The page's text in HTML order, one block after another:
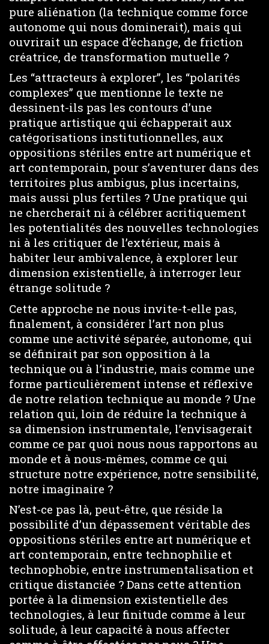
pure aliénation (la technique comme force
autonome qui nous dominerait), mais qui
ouvrirait un espace d’échange, de friction
créatrice, de transformation mutuelle ?
Les “attracteurs à explorer”, les “polarités
complexes” que mentionne le texte ne
dessinent-ils pas les contours d’une
pratique artistique qui échapperait aux
catégorisations institutionnelles, aux
oppositions stériles entre art numérique et
art contemporain, pour s’aventurer dans des
territoires plus ambigus, plus incertains,
mais aussi plus fertiles ? Une pratique qui
ne chercherait ni à célébrer acritiquement
les potentialités des nouvelles technologies
ni à les critiquer de l’extérieur, mais à
habiter leur ambivalence, à explorer leur
dimension existentielle, à interroger leur
étrange solitude ?
Cette approche ne nous invite-t-elle pas,
finalement, à considérer l’art non plus
comme une activité séparée, autonome, qui
se définirait par son opposition à la
technique ou à l’industrie, mais comme une
forme particulièrement intense et réflexive
de notre relation technique au monde ? Une
relation qui, loin de réduire la technique à
sa dimension instrumentale, l’envisagerait
comme ce par quoi nous nous rapportons au
monde et à nous-mêmes, comme ce qui
structure notre expérience, notre sensibilité,
notre imaginaire ?
N’est-ce pas là, peut-être, que réside la
possibilité d’un dépassement véritable des
oppositions stériles entre art numérique et
art contemporain, entre technophilie et
technophobie, entre instrumentalisation et
critique distanciée ? Dans cette attention
portée à la dimension existentielle des
technologies, à leur finitude comme à leur
solitude, à leur capacité à nous affecter